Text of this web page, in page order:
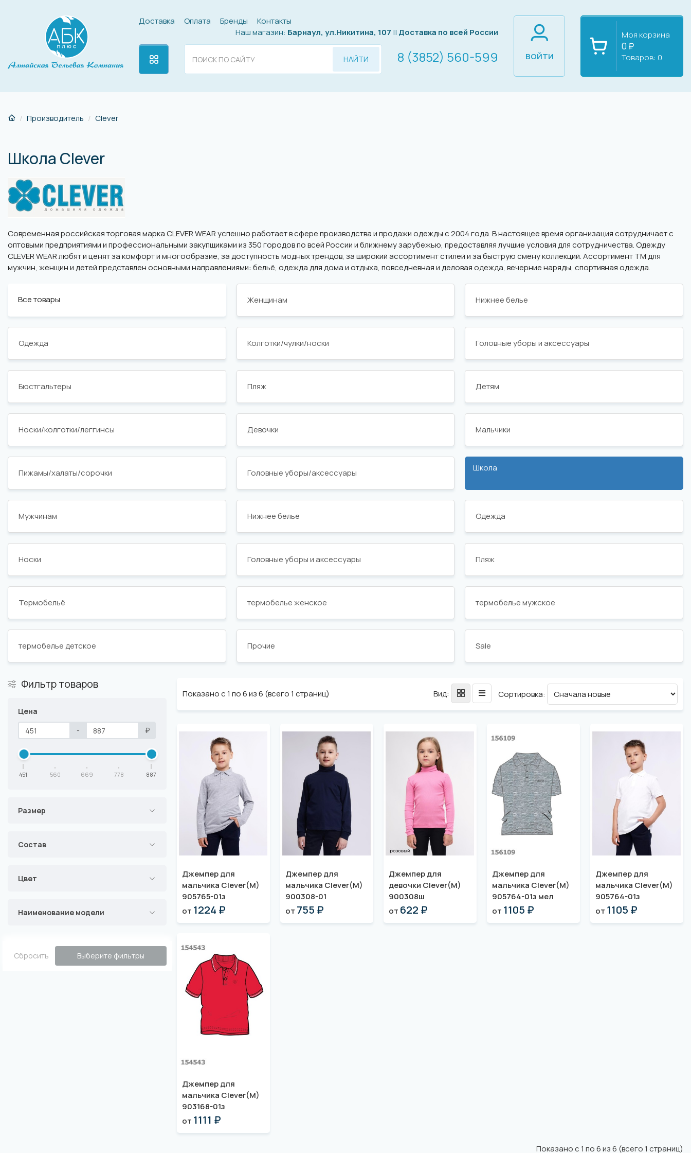
Доставка Оплата Бренды
Контакты
Наш магазин: Барнаул, ул.Никитина, 107 || Доставка по всей России
НАЙТИ 8 (3852) 560-599 ВОЙТИ
Моя корзина
0 ₽
Товаров: 0
Производитель Clever
Школа Clever
Современная российская торговая марка CLEVER WEAR успешно работает в сфере производства и продажи одежды с 2004 года. В настоящее время организация сотрудничает с
оптовыми предприятиями и профессиональными закупщиками из 350 городов по всей России и ближнему зарубежью, предоставляя лучшие условия для сотрудничества. Одежду
CLEVER WEAR любят и ценят за комфорт и многообразие, за доступность модных трендов, за широкий ассортимент стилей и за быструю смену коллекций. Ассортимент ТМ для
мужчин, женщин и детей представлен основными направлениями: бельё, одежда для дома и отдыха, повседневная и деловая одежда, вечерние наряды, спортивная одежда.
Все товары Женщинам Нижнее белье
Одежда Колготки/чулки/носки Головные уборы и аксессуары
Бюстгальтеры Пляж Детям
Носки/колготки/леггинсы Девочки Мальчики
Пижамы/халаты/сорочки Головные уборы/аксессуары Школа
Мужчинам Нижнее белье Одежда
Носки Головные уборы и аксессуары Пляж
Термобельё термобелье женское термобелье мужское
термобелье детское Прочие Sale
Фильтр товаров
Цена
-
₽
451 560 669 778 887
Размер
Состав
Цвет
Наименование модели
Сбросить Выберите фильтры
Показано с 1 по 6 из 6 (всего 1 страниц) Вид: Сортировка:
Джемпер для
мальчика Clever(M)
905765-01з
от 1224 ₽
Джемпер для
мальчика Clever(M)
900308-01
от 755 ₽
Джемпер для
девочки Clever(M)
900308ш
от 622 ₽
Джемпер для
мальчика Clever(M)
905764-01з мел
от 1105 ₽
Джемпер для
мальчика Clever(M)
905764-01з
от 1105 ₽
Джемпер для
мальчика Clever(M)
903168-01з
от 1111 ₽
Показано с 1 по 6 из 6 (всего 1 страниц)